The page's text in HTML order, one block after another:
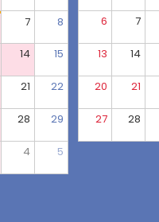
7 8
14 15
21 22
28 29
4 5
6 7
13 14
20 21
27 28